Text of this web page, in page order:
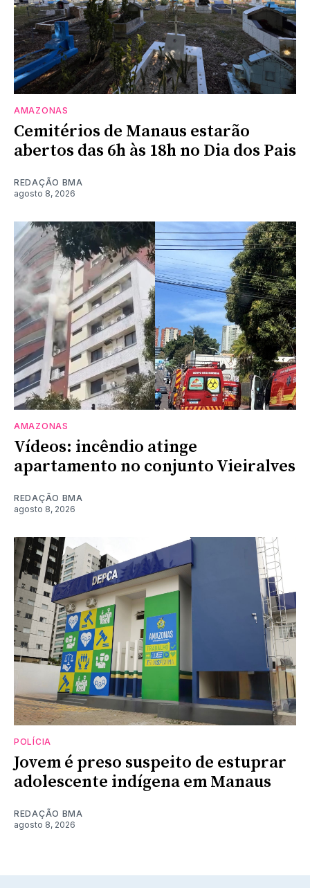
AMAZONAS
Cemitérios de Manaus estarão
abertos das 6h às 18h no Dia dos Pais
REDAÇÃO BMA
agosto 8, 2026
AMAZONAS
Vídeos: incêndio atinge
apartamento no conjunto Vieiralves
REDAÇÃO BMA
agosto 8, 2026
POLÍCIA
Jovem é preso suspeito de estuprar
adolescente indígena em Manaus
REDAÇÃO BMA
agosto 8, 2026